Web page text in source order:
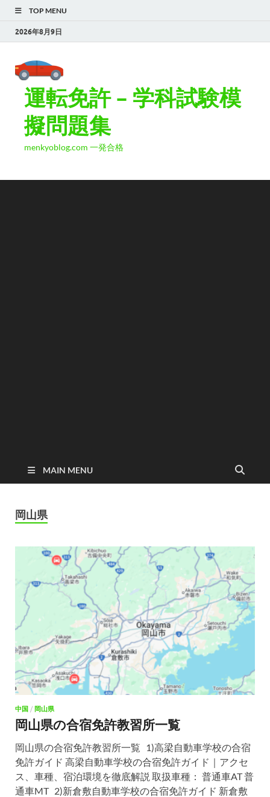
TOP MENU
2026年8月9日
運転免許 – 学科試験模
擬問題集
menkyoblog.com 一発合格
MAIN MENU
岡山県
中国 / 岡山県
岡山県の合宿免許教習所一覧
岡山県の合宿免許教習所一覧 1)高梁自動車学校の合宿
免許ガイド 高梁自動車学校の合宿免許ガイド｜アクセ
ス、車種、宿泊環境を徹底解説 取扱車種： 普通車AT 普
通車MT 2)新倉敷自動車学校の合宿免許ガイド 新倉敷